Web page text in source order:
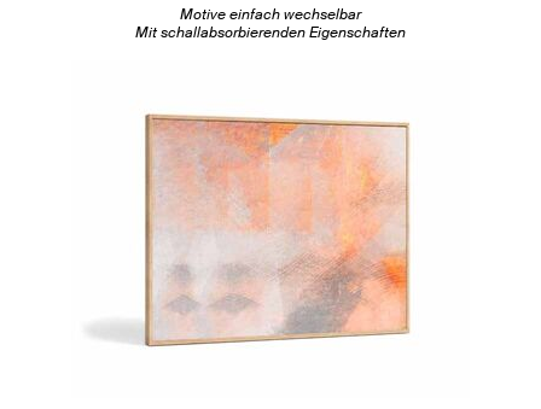
Motive einfach wechselbar
Mit schallabsorbierenden Eigenschaften